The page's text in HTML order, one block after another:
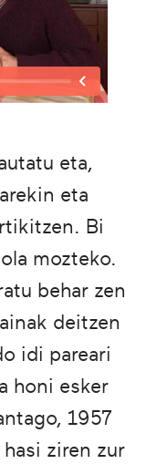
eta,
eta
Bi
mozteko.
behar zen
deitzen
idi pareari
honi esker
1957
ziren zur